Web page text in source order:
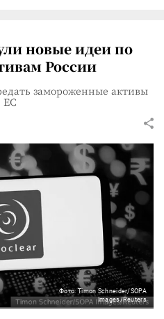
новые идеи по
России
замороженные активы
ЕС
Фото: Timon Schneider/SOPA
Images/Reuters